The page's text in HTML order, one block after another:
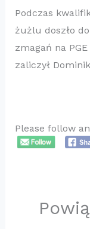
Podczas
żużlu doszło
zmagań na
zaliczył
Please follow